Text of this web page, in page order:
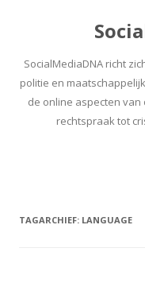
SocialMediaDNA richt
politie en
de online aspecten
rechtspraak tot
TAGARCHIEF: LANGUAGE